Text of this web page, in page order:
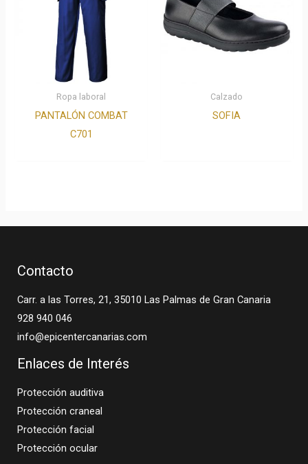
Ropa laboral
PANTALÓN COMBAT
C701
Calzado
SOFIA
Contacto
Carr. a las Torres, 21, 35010 Las Palmas de Gran Canaria
928 940 046
info@epicentercanarias.com
Enlaces de Interés
Protección auditiva
Protección craneal
Protección facial
Protección ocular